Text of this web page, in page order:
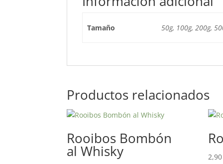
Tamaño 50g, 100g, 200g,
Productos relacionados
Rooibos Bombón
al Whisky 2,90